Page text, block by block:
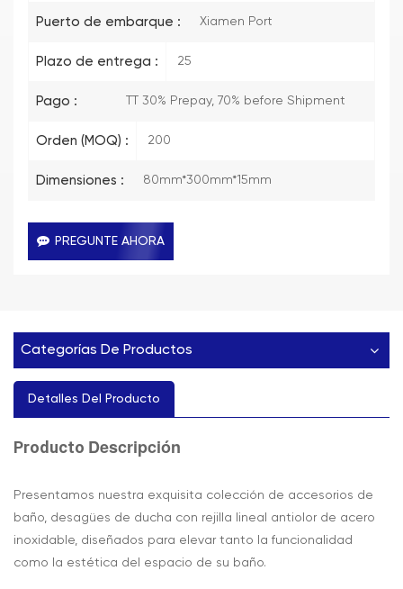
Puerto de embarque : Xiamen Port
Plazo de entrega : 25
Pago : TT 30% Prepay, 70% before Shipment
Orden (MOQ) : 200
Dimensiones : 80mm*300mm*15mm
PREGUNTE AHORA
Categorías De Productos
Detalles Del Producto
Producto Descripción
Presentamos nuestra exquisita colección de accesorios de
baño, desagües de ducha con rejilla lineal antiolor de acero
inoxidable, diseñados para elevar tanto la funcionalidad
como la estética del espacio de su baño.